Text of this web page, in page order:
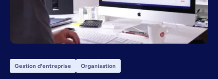
Gestion d'entreprise Organisation